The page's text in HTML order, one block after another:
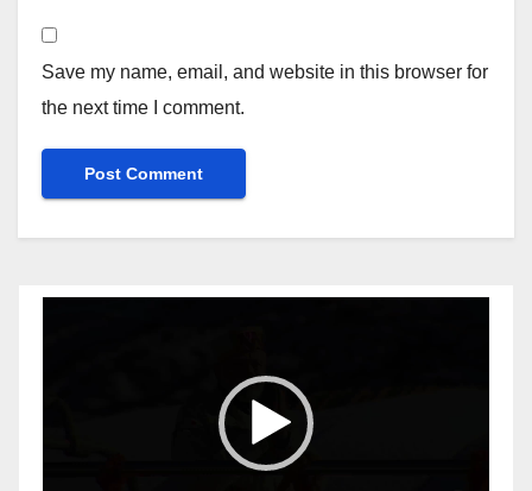
Save my name, email, and website in this browser for
the next time I comment.